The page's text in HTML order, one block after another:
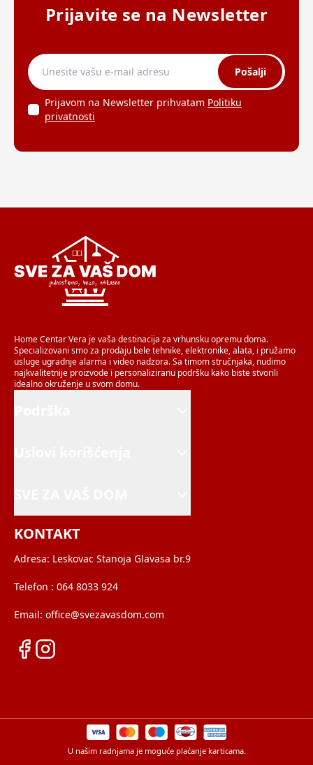
Prijavite se na Newsletter
Pošalji
Prijavom na Newsletter prihvatam Politiku
privatnosti
Home Centar Vera je vaša destinacija za vrhunsku opremu doma.
Specializovani smo za prodaju bele tehnike, elektronike, alata, i pružamo
usluge ugradnje alarma i video nadzora. Sa timom stručnjaka, nudimo
najkvalitetnije proizvode i personaliziranu podršku kako biste stvorili
idealno okruženje u svom domu.
KONTAKT
Adresa: Leskovac Stanoja Glavasa br.9
Telefon : 064 8033 924
Email: office@svezavasdom.com
U našim radnjama je moguće plaćanje karticama.